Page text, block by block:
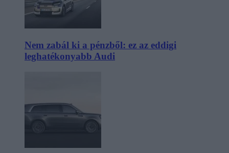
Nem zabál ki a pénzből: ez az eddigi
leghatékonyabb Audi